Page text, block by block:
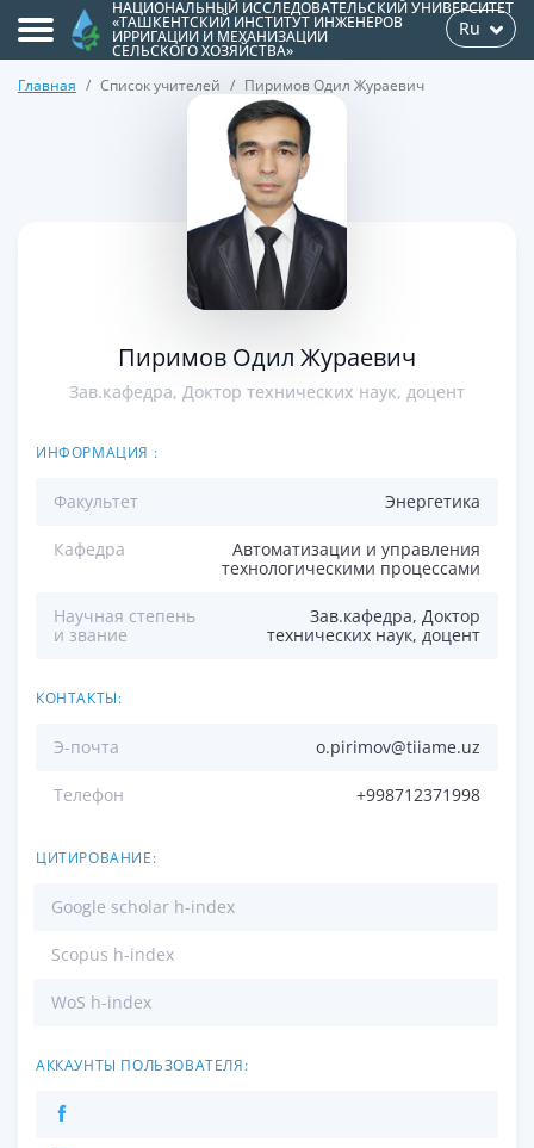
НАЦИОНАЛЬНЫЙ ИССЛЕДОВАТЕЛЬСКИЙ УНИВЕРСИТЕТ
«ТАШКЕНТСКИЙ ИНСТИТУТ ИНЖЕНЕРОВ
ИРРИГАЦИИ И МЕХАНИЗАЦИИ
СЕЛЬСКОГО ХОЗЯЙСТВА»
Ru
Главная Список учителей Пиримов Одил Жураевич
Пиримов Одил Жураевич
Зав.кафедра, Доктор технических наук, доцент
ИНФОРМАЦИЯ :
Факультет Энергетикa
Кафедра
Автоматизации и управления
технологическими процессами
Научная степень
и звание
Зав.кафедра, Доктор
технических наук, доцент
КОНТАКТЫ:
Э-почта o.pirimov@tiiame.uz
Телефон +998712371998
ЦИТИРОВАНИЕ:
Google scholar h-index
Scopus h-index
WoS h-index
АККАУНТЫ ПОЛЬЗОВАТЕЛЯ: